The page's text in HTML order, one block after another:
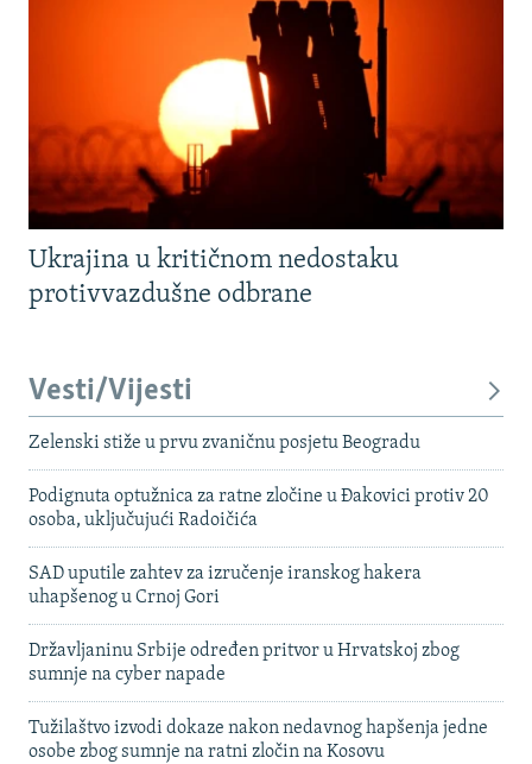
Ukrajina u kritičnom nedostaku
protivvazdušne odbrane
Vesti/Vijesti
Zelenski stiže u prvu zvaničnu posjetu Beogradu
Podignuta optužnica za ratne zločine u Đakovici protiv 20
osoba, uključujući Radoičića
SAD uputile zahtev za izručenje iranskog hakera
uhapšenog u Crnoj Gori
Državljaninu Srbije određen pritvor u Hrvatskoj zbog
sumnje na cyber napade
Tužilaštvo izvodi dokaze nakon nedavnog hapšenja jedne
osobe zbog sumnje na ratni zločin na Kosovu